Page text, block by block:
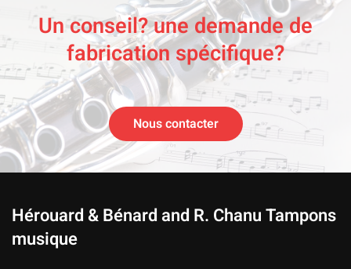
Un conseil? une demande de
fabrication spécifique?
Nous contacter
Hérouard & Bénard and R. Chanu Tampons
musique